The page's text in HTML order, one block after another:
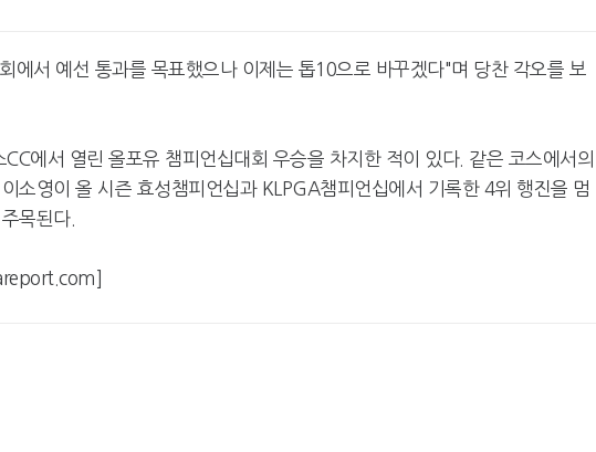
에서 예선 통과를 목표했으나 이제는 톱10으로 바꾸겠다"며 당찬 각오를 보
에서 열린 올포유 챔피언십대회 우승을 차지한 적이 있다. 같은 코스에서의
소영이 올 시즌 효성챔피언십과 KLPGA챔피언십에서 기록한 4위 행진을 멈
목된다.